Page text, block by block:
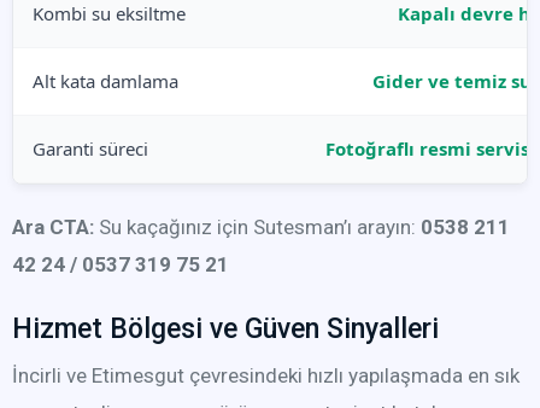
Kombi su eksiltme Kapalı devre
Alt kata damlama Gider ve temiz su
Garanti süreci Fotoğraflı resmi servis
Ara CTA: Su kaçağınız için Sutesman’ı arayın: 0538 211
42 24 / 0537 319 75 21
Hizmet Bölgesi ve Güven Sinyalleri
İncirli ve Etimesgut çevresindeki hızlı yapılaşmada en sık